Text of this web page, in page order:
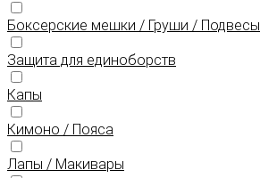
Боксерские мешки / Груши / Подвесы
Защита для единоборств
Капы
Кимоно / Пояса
Лапы / Макивары